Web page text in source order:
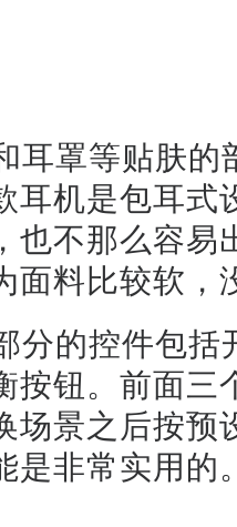
耳罩等贴肤
耳机是包耳式
也不那么容易
面料比较软，
分的控件包
按钮。前面三
场景之后按预
是非常实用的